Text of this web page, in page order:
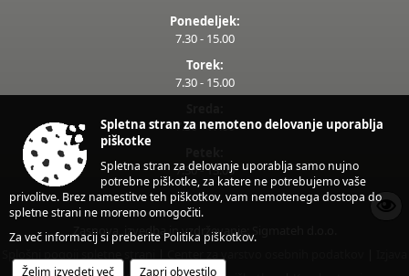
Ponedeljek:
7.30 - 15.00
Torek:
7.30 - 15.00
7.30 - 17.00
7.30 - 13.00
Zasnova, izvedba in vzdrževanje: Sigmateh d.o.o.
Spletna stran za nemoteno delovanje uporablja
piškotke
Spletna stran za delovanje uporablja samo nujno
potrebne piškotke, za katere ne potrebujemo vaše
privolitve. Brez namestitve teh piškotkov, vam nemotenega dostopa do
spletne strani ne moremo omogočiti.
Za več informacij si preberite Politika piškotkov.
Želim izvedeti več Zapri obvestilo